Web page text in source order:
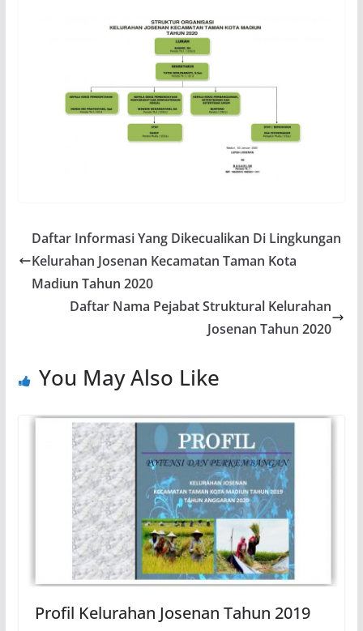
Daftar Informasi Yang Dikecualikan Di Lingkungan
Kelurahan Josenan Kecamatan Taman Kota
Madiun Tahun 2020
Daftar Nama Pejabat Struktural Kelurahan
Josenan Tahun 2020
You May Also Like
Profil Kelurahan Josenan Tahun 2019